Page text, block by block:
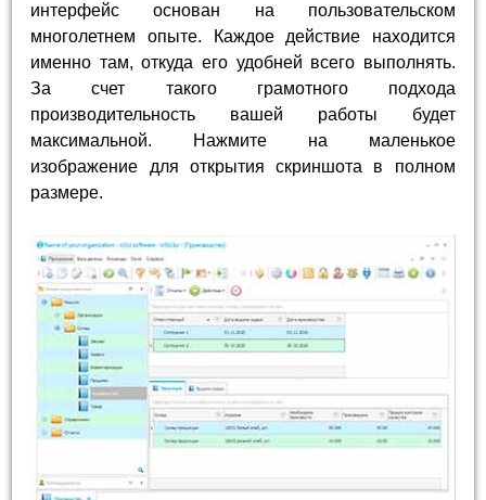
интерфейс основан на пользовательском
многолетнем опыте. Каждое действие находится
именно там, откуда его удобней всего выполнять.
За счет такого грамотного подхода
производительность вашей работы будет
максимальной. Нажмите на маленькое
изображение для открытия скриншота в полном
размере.